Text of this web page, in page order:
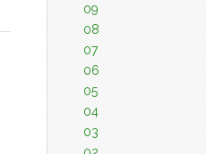
09
08
07
06
05
04
03